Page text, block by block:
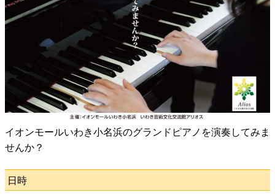
ニュースリリース
スケジュール
アクセシビリティ
ネーミングライツ・パートナー
イオンモールいわき小名浜のグランドピアノを演奏してみま
せんか？
日時